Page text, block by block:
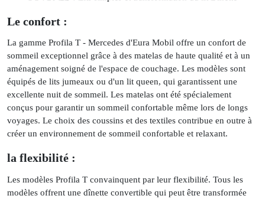
Le confort :
La gamme Profila T - Mercedes d'Eura Mobil offre un confort de
sommeil exceptionnel grâce à des matelas de haute qualité et à un
aménagement soigné de l'espace de couchage. Les modèles sont
équipés de lits jumeaux ou d'un lit queen, qui garantissent une
excellente nuit de sommeil. Les matelas ont été spécialement
conçus pour garantir un sommeil confortable même lors de longs
voyages. Le choix des coussins et des textiles contribue en outre à
créer un environnement de sommeil confortable et relaxant.
la flexibilité :
Les modèles Profila T convainquent par leur flexibilité. Tous les
modèles offrent une dînette convertible qui peut être transformée